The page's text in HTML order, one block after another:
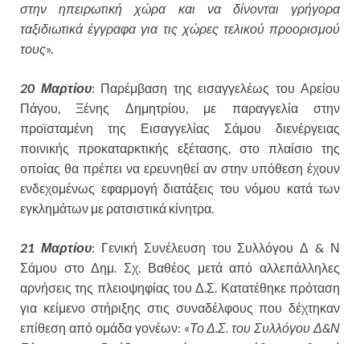
στην ηπειρωτική χώρα και να δίνονται γρήγορα
ταξιδιωτικά έγγραφα για τις χώρες τελικού προορισμού
τους».
20 Μαρτίου: Παρέμβαση της εισαγγελέως του Αρείου
Πάγου, Ξένης Δημητρίου, με παραγγελία στην
προϊσταμένη της Εισαγγελίας Σάμου διενέργειας
ποινικής προκαταρκτικής εξέτασης, στο πλαίσιο της
οποίας θα πρέπει να ερευνηθεί αν στην υπόθεση έχουν
ενδεχομένως εφαρμογή διατάξεις του νόμου κατά των
εγκλημάτων με ρατσιστικά κίνητρα.
21 Μαρτίου: Γενική Συνέλευση του Συλλόγου Δ & Ν
Σάμου στο Δημ. Σχ. Βαθέος μετά από αλλεπάλληλες
αρνήσεις της πλειοψηφίας του Δ.Σ. Κατατέθηκε πρόταση
για κείμενο στήριξης στις συναδέλφους που δέχτηκαν
επίθεση από ομάδα γονέων: «Το Δ.Σ. του Συλλόγου Δ&Ν